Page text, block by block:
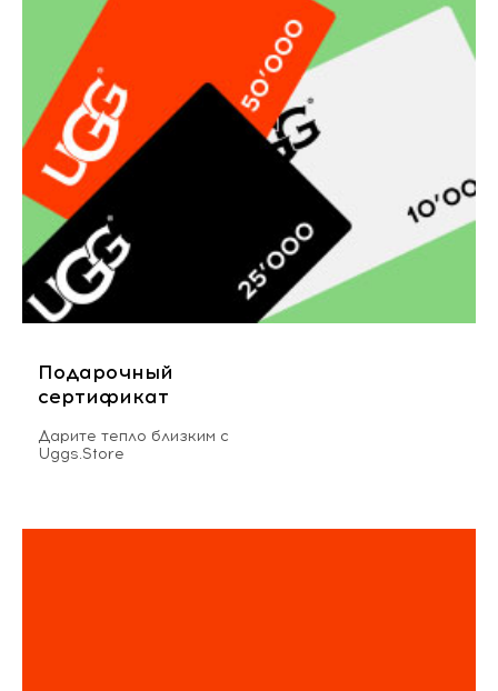
Подарочный
сертификат
Дарите тепло близким с
Uggs.Store